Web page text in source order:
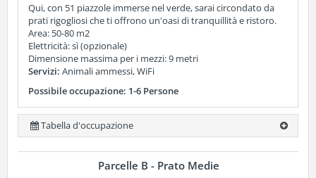
Qui, con 51 piazzole immerse nel verde, sarai circondato da
prati rigogliosi che ti offrono un'oasi di tranquillità e ristoro.
Area: 50-80 m2
Elettricità: sì (opzionale)
Dimensione massima per i mezzi: 9 metri
Servizi: Animali ammessi, WiFi
Possibile occupazione: 1-6 Persone
Tabella d'occupazione
Parcelle B - Prato Medie